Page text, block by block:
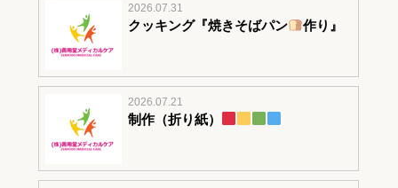
2026.07.31
クッキング『焼きそばパン 作り』
2026.07.21
制作（折り紙）